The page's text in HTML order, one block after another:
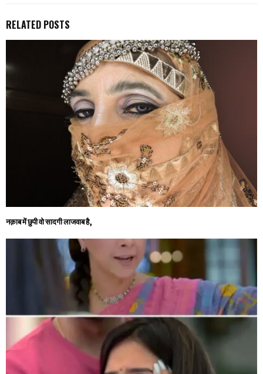
RELATED POSTS
नक़ाब में छुपी वो सादगी लाजवाब है,